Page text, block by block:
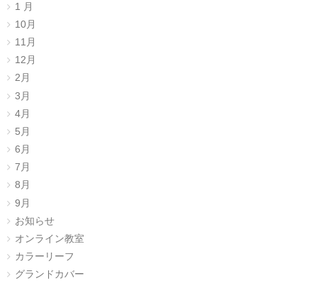
1 月
10月
11月
12月
2月
3月
4月
5月
6月
7月
8月
9月
お知らせ
オンライン教室
カラーリーフ
グランドカバー